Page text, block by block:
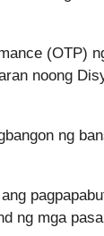
(OTP)
noong
ng
ng mga